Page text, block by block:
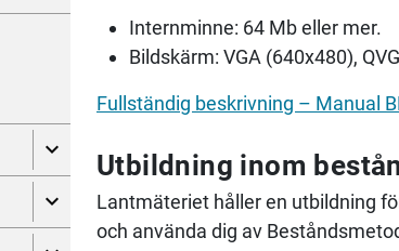
Internminne: 64 Mb eller mer.
Bildskärm: VGA (640x480),
Fullständig beskrivning – Manual
Utbildning inom
Lantmäteriet håller en utbildning
och använda dig av